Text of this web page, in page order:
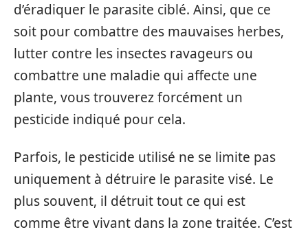
d’éradiquer le parasite ciblé. Ainsi, que ce
soit pour combattre des mauvaises herbes,
lutter contre les insectes ravageurs ou
combattre une maladie qui affecte une
plante, vous trouverez forcément un
pesticide indiqué pour cela.
Parfois, le pesticide utilisé ne se limite pas
uniquement à détruire le parasite visé. Le
plus souvent, il détruit tout ce qui est
comme être vivant dans la zone traitée. C’est